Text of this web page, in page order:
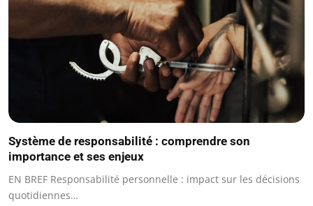
Système de responsabilité : comprendre son
importance et ses enjeux
EN BREF Responsabilité personnelle : impact sur les décisions
quotidiennes…